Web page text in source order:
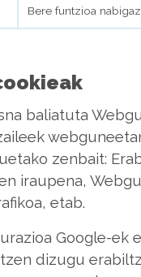
Bere funtzioa
baliatuta
zenbait:
iraupena,
etab.
Google-
dizugu